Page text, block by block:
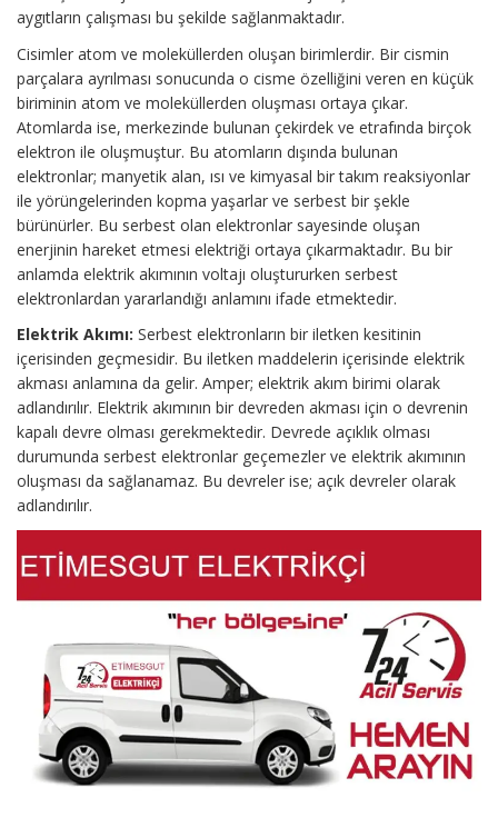
aygıtların çalışması bu şekilde sağlanmaktadır.
Cisimler atom ve moleküllerden oluşan birimlerdir. Bir cismin
parçalara ayrılması sonucunda o cisme özelliğini veren en küçük
biriminin atom ve moleküllerden oluşması ortaya çıkar.
Atomlarda ise, merkezinde bulunan çekirdek ve etrafında birçok
elektron ile oluşmuştur. Bu atomların dışında bulunan
elektronlar; manyetik alan, ısı ve kimyasal bir takım reaksiyonlar
ile yörüngelerinden kopma yaşarlar ve serbest bir şekle
bürünürler. Bu serbest olan elektronlar sayesinde oluşan
enerjinin hareket etmesi elektriği ortaya çıkarmaktadır. Bu bir
anlamda elektrik akımının voltajı oluştururken serbest
elektronlardan yararlandığı anlamını ifade etmektedir.
Elektrik Akımı: Serbest elektronların bir iletken kesitinin
içerisinden geçmesidir. Bu iletken maddelerin içerisinde elektrik
akması anlamına da gelir. Amper; elektrik akım birimi olarak
adlandırılır. Elektrik akımının bir devreden akması için o devrenin
kapalı devre olması gerekmektedir. Devrede açıklık olması
durumunda serbest elektronlar geçemezler ve elektrik akımının
oluşması da sağlanamaz. Bu devreler ise; açık devreler olarak
adlandırılır.